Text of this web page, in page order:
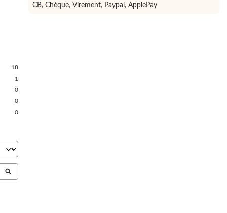
CB, Chèque, Virement, Paypal, ApplePay
18
1
0
0
0